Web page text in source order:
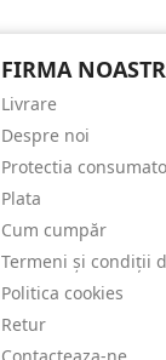
FIRMA
Livrare
Despre noi
Protectia
Plata
Cum cumpăr
Termeni și condiții
Politica cookies
Retur